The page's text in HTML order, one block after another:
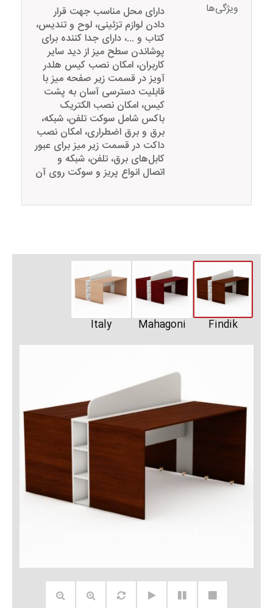
ویژگی‌ها
دارای محل مناسب جهت قرار
دادن لوازم تزئینی، لوح و تندیس،
کتاب و ...، دارای جدا کننده برای
پوشاندن سطح میز از دید سایر
کاربران، امکان نصب کیس هلدر
آویز در قسمت زیر صفحه میز با
قابلیت دسترسی آسان به پشت
کیس، امکان نصب الکتریک
باکس شامل سوکت تلفن، شبکه،
برق و برق اضطراری، امکان نصب
داکت در قسمت زیر میز برای عبور
کابل‌های برق، تلفن، شبکه و
اتصال انواع پریز و سوکت روی آن
Findik
Mahagoni
Italy